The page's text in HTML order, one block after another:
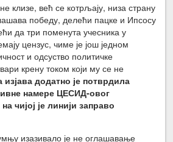
клизе, већ се котрљају, низа страну
победу, делећи пацке и Ипсосу
да три поменута учесника у
цензус, чиме је још једном
и одсуство политичке
крену током који му се не
додатно је потврдила
намере ЦЕСИД-овог
чијој је линији заправо
изазивало је не оглашавање